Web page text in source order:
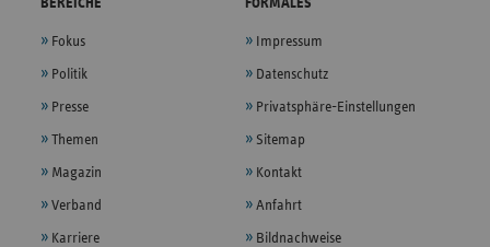
Fokus
Politik
Presse
Themen
Magazin
Verband
Karriere
Impressum
Datenschutz
Privatsphäre-Einstellungen
Sitemap
Kontakt
Anfahrt
Bildnachweise